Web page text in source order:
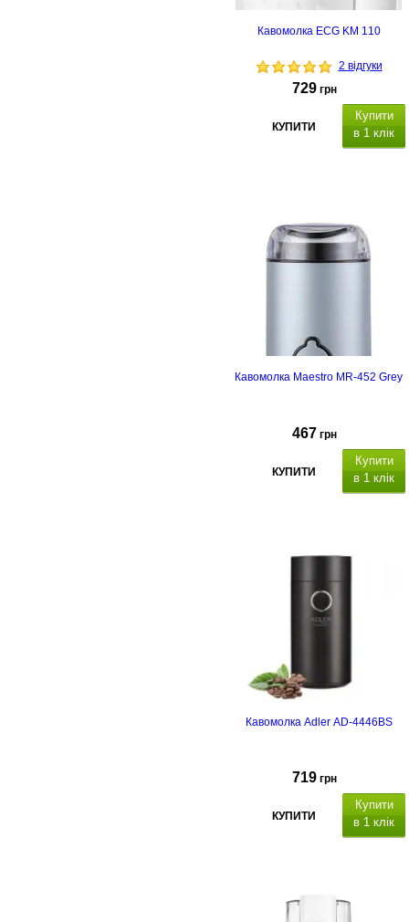
Кавомолка ECG KM 110
2 відгуки
729 грн
КУПИТИ
Купити
в 1 клік
Кавомолка Maestro MR-452 Grey
467 грн
КУПИТИ
Купити
в 1 клік
Кавомолка Adler AD-4446BS
719 грн
КУПИТИ
Купити
в 1 клік